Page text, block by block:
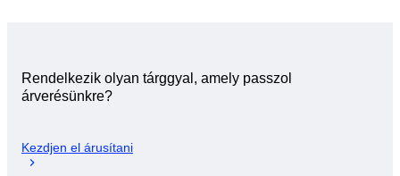
Rendelkezik olyan tárggyal, amely passzol
árverésünkre?
Kezdjen el árusítani